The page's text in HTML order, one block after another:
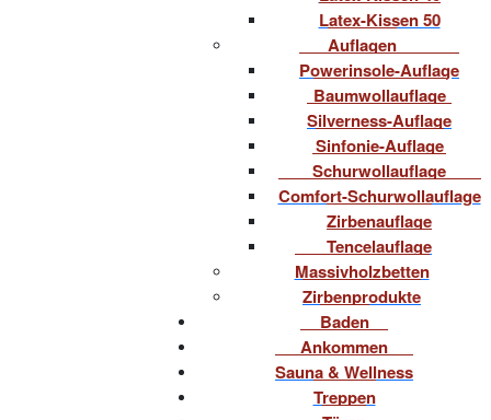
Latex-Kissen 50
Auflagen
Powerinsole-Auflage
Baumwollauflage
Silverness-Auflage
Sinfonie-Auflage
Schurwollauflage
Comfort-Schurwollauflage
Zirbenauflage
Tencelauflage
Massivholzbetten
Zirbenprodukte
Baden
Ankommen
Sauna & Wellness
Treppen